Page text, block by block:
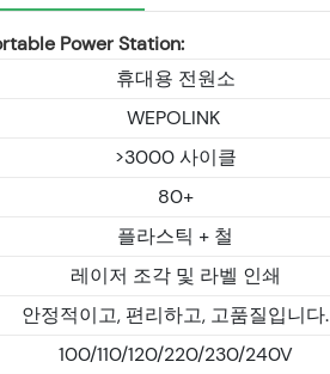
Power Station:
휴대용 전원소
WEPOLINK
>3000 사이클
80+
플라스틱 + 철
레이저 조각 및 라벨 인쇄
안정적이고, 편리하고, 고품질입니다.
100/110/120/220/230/240V